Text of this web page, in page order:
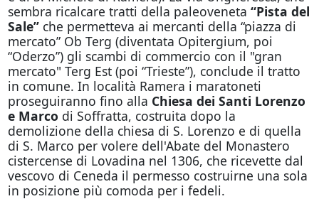
sembra ricalcare tratti della paleoveneta “Pista del
Sale”che permetteva ai mercanti della “piazza di
mercato” Ob Terg (diventata Opitergium, poi
“Oderzo”) gli scambi di commercio con il "gran
mercato" Terg Est (poi “Trieste”), conclude il tratto
in comune. In località Ramera i maratoneti
proseguiranno fino alla Chiesa dei Santi Lorenzo
e Marco di Soffratta, costruita dopo la
demolizione della chiesa di S. Lorenzo e di quella
di S. Marco per volere dell'Abate del Monastero
cistercense di Lovadina nel 1306, che ricevette dal
vescovo di Ceneda il permesso costruirne una sola
in posizione più comoda per i fedeli.